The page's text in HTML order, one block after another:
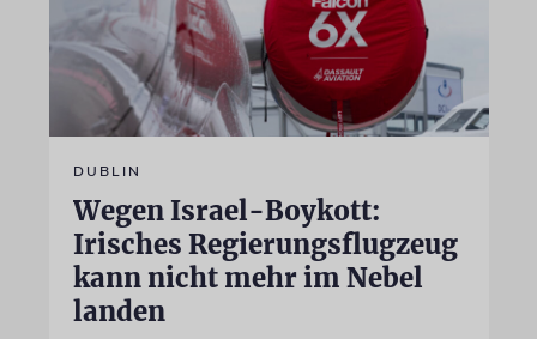
DUBLIN
Wegen Israel-Boykott:
Irisches Regierungsflugzeug
kann nicht mehr im Nebel
landen